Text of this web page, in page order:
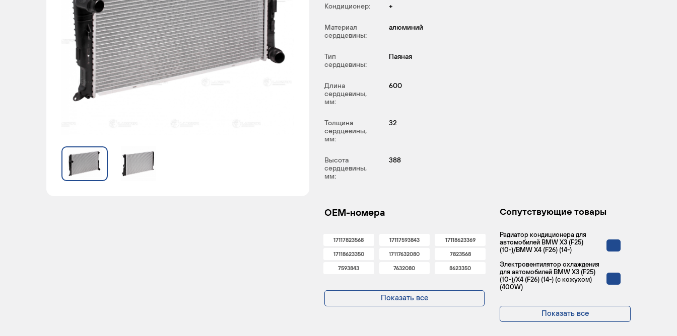
Кондиционер: +
Материал
сердцевины:
алюминий
Тип
сердцевины:
Паяная
Длина
сердцевины,
мм:
600
Толщина
сердцевины,
мм:
32
Высота
сердцевины,
мм:
388
OEM-номера
17117823568 17117593843 17118623369
17118623350 17117632080 7823568
7593843 7632080 8623350
Показать все
Сопутствующие товары
Радиатор кондиционера для
автомобилей BMW X3 (F25)
(10-)/BMW X4 (F26) (14-)
Электровентилятор охлаждения
для автомобилей BMW X3 (F25)
(10-)/X4 (F26) (14-) (с кожухом)
(400W)
Показать все